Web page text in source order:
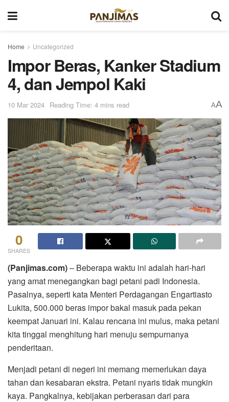
Home Uncategorized
Impor Beras, Kanker Stadium
4, dan Jempol Kaki
10 Mar 2024 Reading Time: 4 mins read AA
0
SHARES
(Panjimas.com)– Beberapa waktu ini adalah hari-hari
yang amat menegangkan bagi petani padi Indonesia.
Pasalnya, seperti kata Menteri Perdagangan Engartiasto
Lukita, 500.000 beras impor bakal masuk pada pekan
keempat Januari ini. Kalau rencana ini mulus, maka petani
kita tinggal menghitung hari menuju sempurnanya
penderitaan.
Menjadi petani di negeri ini memang memerlukan daya
tahan dan kesabaran ekstra. Petani nyaris tidak mungkin
kaya. Pangkalnya, kebijakan perberasan dari para